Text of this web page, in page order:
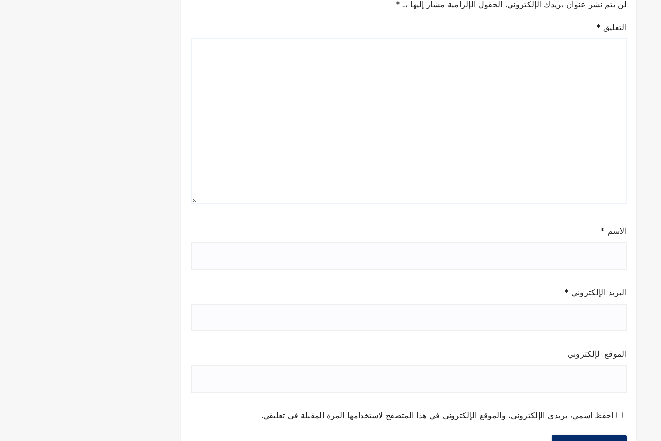
لن يتم نشر عنوان بريدك الإلكتروني. الحقول الإلزامية مشار إليها بـ *
التعليق *
الاسم *
البريد الإلكتروني *
الموقع الإلكتروني
احفظ اسمي، بريدي الإلكتروني، والموقع الإلكتروني في هذا المتصفح لاستخدامها المرة المقبلة في تعليقي.